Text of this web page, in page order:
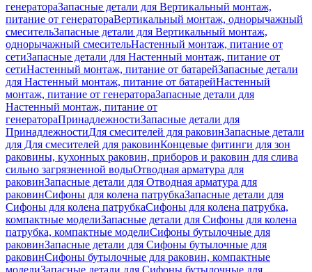
генератораЗапасные детали для Вертикальный монтаж,
питание от генератораВертикальный монтаж, однорычажный
смесительЗапасные детали для Вертикальный монтаж,
однорычажный смесительНастенный монтаж, питание от
сетиЗапасные детали для Настенный монтаж, питание от
сетиНастенный монтаж, питание от батарейЗапасные детали
для Настенный монтаж, питание от батарейНастенный
монтаж, питание от генератораЗапасные детали для
Настенный монтаж, питание от
генератораПринадлежностиЗапасные детали для
ПринадлежностиДля смесителей для раковинЗапасные детали
для Для смесителей для раковинКонцевые фитинги для зон
раковины, кухонных раковин, приборов и раковин для слива
сильно загрязненной водыОтводная арматура для
раковинЗапасные детали для Отводная арматура для
раковинСифоны для колена патрубкаЗапасные детали для
Сифоны для колена патрубкаСифоны для колена патрубка,
компактные моделиЗапасные детали для Сифоны для колена
патрубка, компактные моделиСифоны бутылочные для
раковинЗапасные детали для Сифоны бутылочные для
раковинСифоны бутылочные для раковин, компактные
моделиЗапасные детали для Сифоны бутылочные для